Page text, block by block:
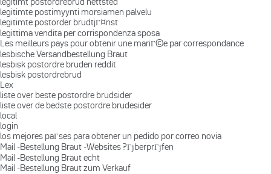
legitimte postimyynti morsiamen palvelu
legitimte postorder brudtjГ¤nst
legittima vendita per corrispondenza sposa
Les meilleurs pays pour obtenir une mariГ©e par correspondance
lesbische Versandbestellung Braut
lesbisk postordre bruden reddit
lesbisk postordrebrud
Lex
liste over beste postordre brudsider
liste over de bedste postordre brudesider
local
login
los mejores paГ­ses para obtener un pedido por correo novia
Mail -Bestellung Braut -Websites ?ГјberprГјfen
Mail -Bestellung Braut echt
Mail -Bestellung Braut zum Verkauf